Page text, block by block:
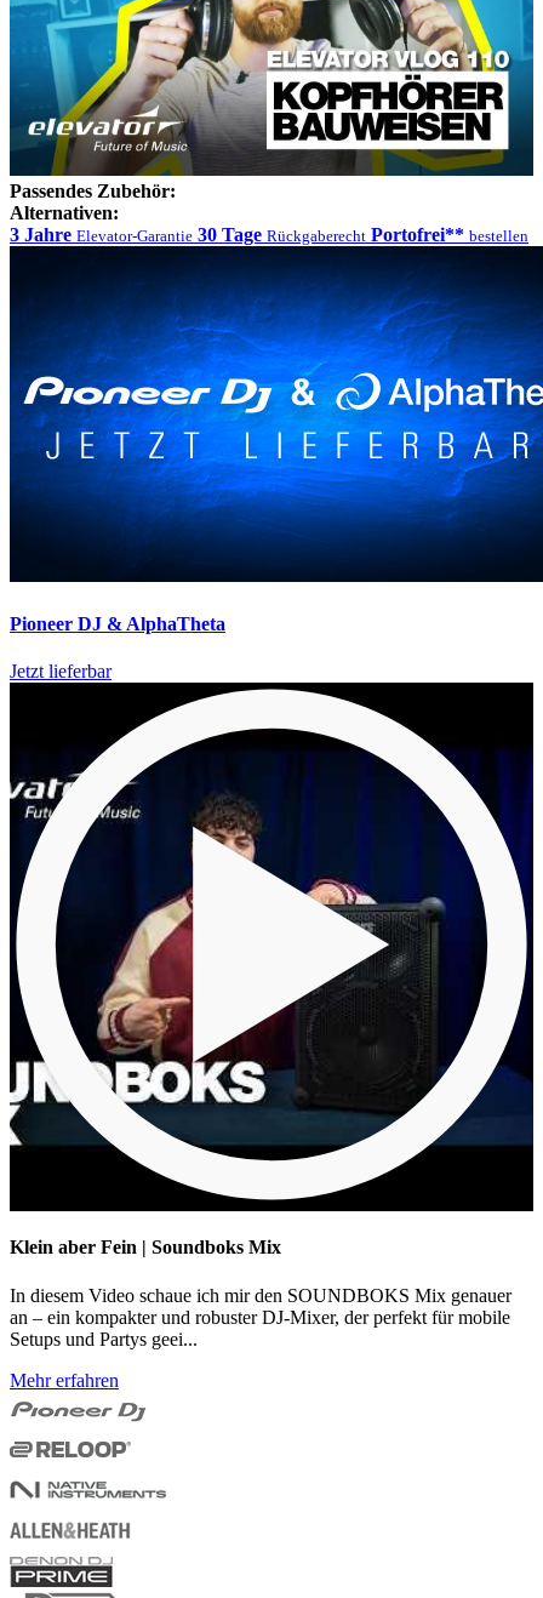
Passendes Zubehör:
Alternativen:
3 Jahre Elevator-Garantie 30 Tage Rückgaberecht Portofrei** bestellen
Pioneer DJ & AlphaTheta
Jetzt lieferbar
Klein aber Fein | Soundboks Mix
In diesem Video schaue ich mir den SOUNDBOKS Mix genauer
an – ein kompakter und robuster DJ-Mixer, der perfekt für mobile
Setups und Partys geei...
Mehr erfahren